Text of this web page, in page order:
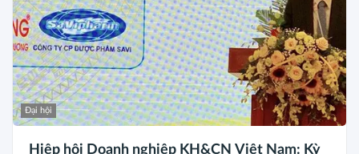
Đại hội
Hiệp hội Doanh nghiệp KH&CN Việt Nam: Kỳ